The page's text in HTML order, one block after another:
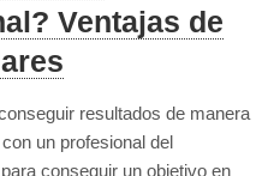
Ventajas de
resultados de manera
un profesional del
conseguir un objetivo en